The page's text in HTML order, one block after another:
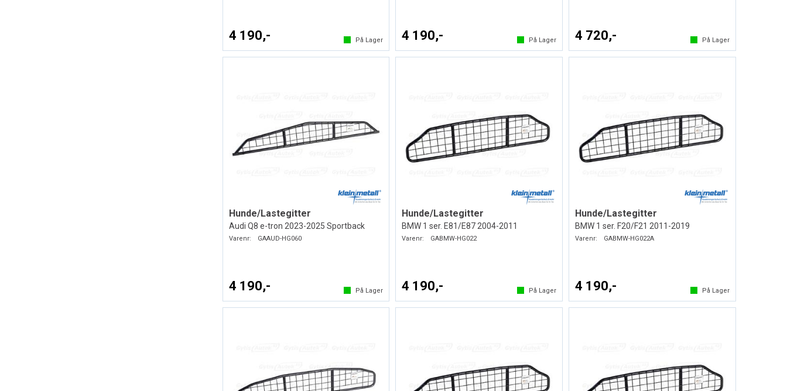
4 190,- På Lager 4 190,- På Lager 4 720,- På Lager
Hunde/Lastegitter
Audi Q8 e-tron 2023-2025 Sportback
Varenr: GAAUD-HG060
4 190,- På Lager
Hunde/Lastegitter
BMW 1 ser. E81/E87 2004-2011
Varenr: GABMW-HG022
4 190,- På Lager
Hunde/Lastegitter
BMW 1 ser. F20/F21 2011-2019
Varenr: GABMW-HG022A
4 190,- På Lager